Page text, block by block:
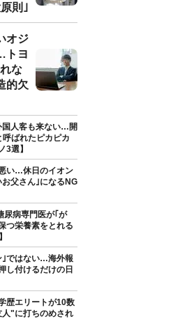
則｣
オジ
トヨ
な
的欠
国人客も来ない…開
ばれたピカピカ
3選】
い…休日のイオン
父さん｣になるNG
尿病専門医が｢が
つ栄養素をとれる
｣ではない…海外報
し付けるだけの日
歴エリートが10数
"に打ちのめされ